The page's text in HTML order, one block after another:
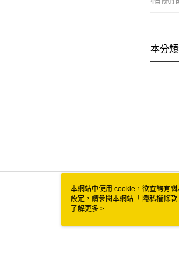
本分
本網站中使用 cookie，欲查詢有
設定，請參閱本網站「 隱私權條款
使用 cookie。
了解更多 >